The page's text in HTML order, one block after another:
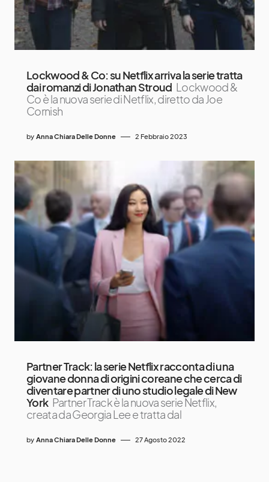
Lockwood & Co: su Netflix arriva la serie tratta
dai romanzi di Jonathan Stroud Lockwood &
Co è la nuova serie di Netflix, diretto da Joe
Cornish
by Anna Chiara Delle Donne 2 Febbraio 2023
Partner Track: la serie Netflix racconta di una
giovane donna di origini coreane che cerca di
diventare partner di uno studio legale di New
York Partner Track è la nuova serie Netflix,
creata da Georgia Lee e tratta dal
by Anna Chiara Delle Donne 27 Agosto 2022